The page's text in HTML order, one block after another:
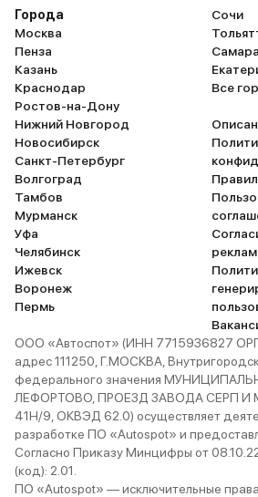
Города
Москва
Пенза
Казань
Краснодар
Ростов-на-Дону
Нижний Новгород
Новосибирск
Санкт-Петербург
Волгоград
Тамбов
Мурманск
Уфа
Челябинск
Ижевск
Воронеж
Пермь
Сочи
Самара
Все
ООО «Автоспот» (ИНН 7715936827
адрес 111250, Г.МОСКВА,
федерального значения
ЛЕФОРТОВО, ПРОЕЗД ЗАВОДА СЕРП И
41Н/9, ОКВЭД 62.0) осуществляет
разработке ПО «Autospot» и
Согласно Приказу Минцифры от
(код): 2.01.
ПО «Autospot» — исключительные